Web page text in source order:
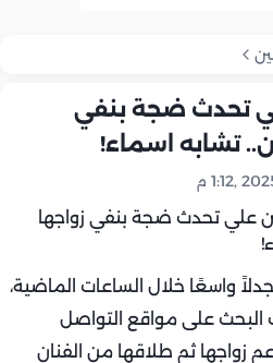
تحدث ضجة بنفي
تشابه اسماء!
واسعًا خلال الساعات الماضية،
على مواقع التواصل
زواجها ثم طلاقها من الفنان